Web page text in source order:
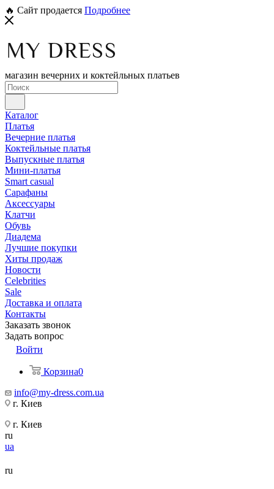
🔥 Сайт продается Подробнее
магазин вечерних и коктейльных платьев
Каталог
Платья
Вечерние платья
Коктейльные платья
Выпускные платья
Мини-платья
Smart casual
Сарафаны
Аксессуары
Клатчи
Обувь
Диадема
Лучшие покупки
Хиты продаж
Новости
Celebrities
Sale
Доставка и оплата
Контакты
Заказать звонок
Задать вопрос
Войти
Корзина0
info@my-dress.com.ua
г. Киев
г. Киев
ru
ua
ru